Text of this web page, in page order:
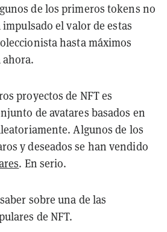
de los primeros tokens no
el valor de estas
hasta máximos
ahora.
proyectos de NFT es
de avatares basados en
Algunos de los
y deseados se han vendido
. En serio.
sobre una de las
de NFT.